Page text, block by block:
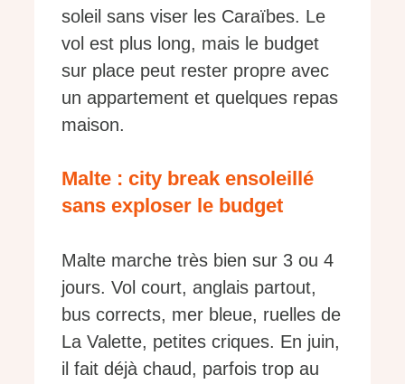
soleil sans viser les Caraïbes. Le
vol est plus long, mais le budget
sur place peut rester propre avec
un appartement et quelques repas
maison.
Malte : city break ensoleillé
sans exploser le budget
Malte marche très bien sur 3 ou 4
jours. Vol court, anglais partout,
bus corrects, mer bleue, ruelles de
La Valette, petites criques. En juin,
il fait déjà chaud, parfois trop au